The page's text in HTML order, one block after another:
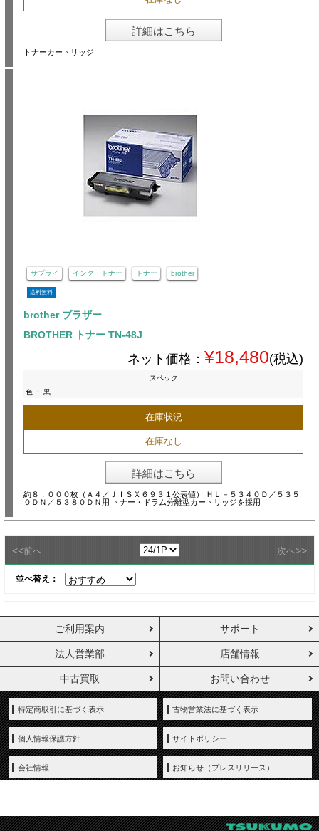
詳細はこちら
トナーカートリッジ
サプライ インク・トナー トナー brother
送料無料
brother ブラザー
BROTHER トナー TN-48J
ネット価格： ¥18,480(税込)
スペック
色
: 黒
在庫状況
在庫なし
詳細はこちら
約８，０００枚（Ａ４／ＪＩＳＸ６９３１公表値） ＨＬ－５３４０Ｄ／５３５
０ＤＮ／５３８０ＤＮ用 トナー・ドラム分離型カートリッジを採用
<<前へ 次へ>>
並べ替え：
ご利用案内 サポート
法人営業部 店舗情報
中古買取 お問い合わせ
特定商取引に基づく表示 古物営業法に基づく表示
個人情報保護方針 サイトポリシー
会社情報 お知らせ（プレスリリース）